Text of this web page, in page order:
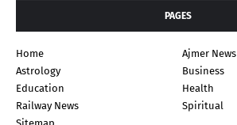
PAGES
Home
Ajmer News
Astrology
Business
Education
Health
Railway News
Spiritual